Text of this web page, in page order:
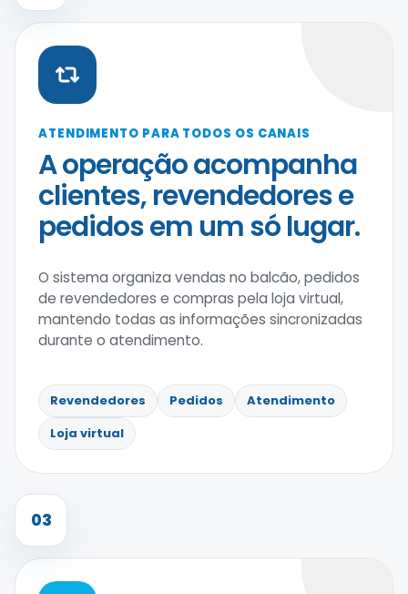
ATENDIMENTO PARA TODOS OS CANAIS
A operação acompanha
clientes, revendedores e
pedidos em um só lugar.
O sistema organiza vendas no balcão, pedidos
de revendedores e compras pela loja virtual,
mantendo todas as informações sincronizadas
durante o atendimento.
Revendedores Pedidos
Atendimento
Loja virtual
03